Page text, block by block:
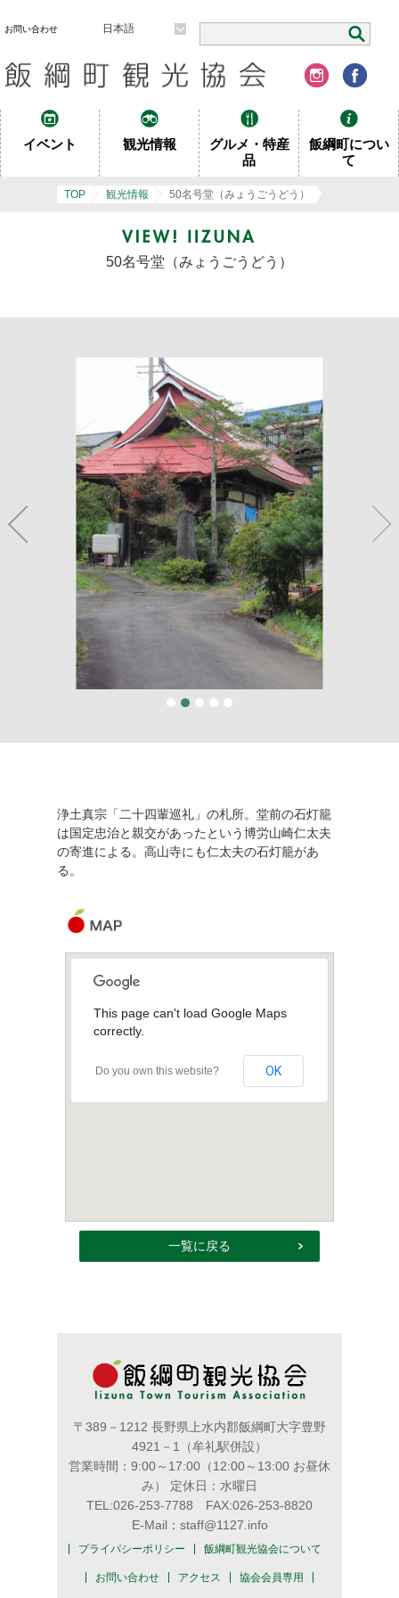
お問い合わせ 日本語
イベント 観光情報
グルメ・特産
品
飯綱町につい
て
TOP 観光情報 50名号堂（みょうごうどう）
50名号堂（みょうごうどう）
浄土真宗「二十四輩巡礼」の札所。堂前の石灯籠
は国定忠治と親交があったという博労山崎仁太夫
の寄進による。高山寺にも仁太夫の石灯籠があ
る。
This page can't load Google Maps
correctly.
Do you own this website? OK
一覧に戻る
〒389－1212 長野県上水内郡飯綱町大字豊野
4921－1（牟礼駅併設）
営業時間：9:00～17:00（12:00～13:00 お昼休
み） 定休日：水曜日
TEL:026-253-7788 FAX:026-253-8820
E-Mail：staff@1127.info
プライバシーポリシー 飯綱町観光協会について
お問い合わせ アクセス 協会会員専用